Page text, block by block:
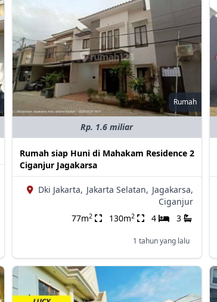
Rumah
Rp. 1.6 miliar
Rumah siap Huni di Mahakam Residence 2
Ciganjur Jagakarsa
Dki Jakarta, Jakarta Selatan, Jagakarsa,
Ciganjur
77m2 130m2 4 3
1 tahun yang lalu